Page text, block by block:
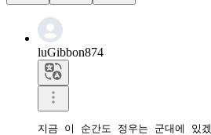
luGibbon874
지금 이 순간도 정우는 군대에 있